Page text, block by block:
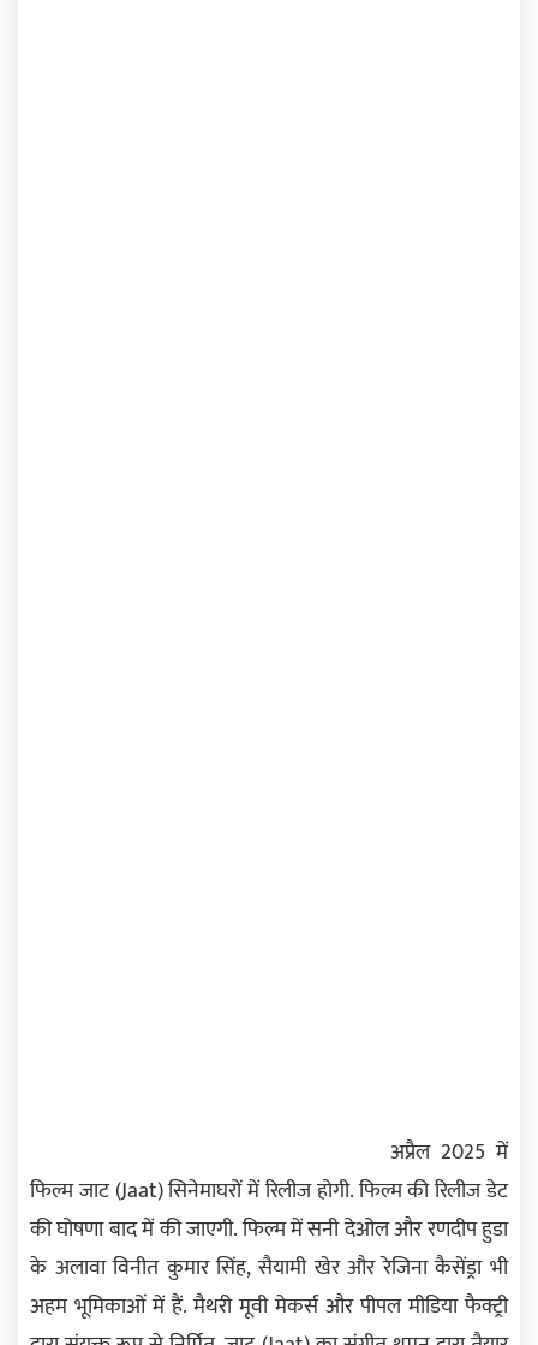
अप्रैल 2025 में
फिल्म जाट (Jaat) सिनेमाघरों में रिलीज होगी. फिल्म की रिलीज डेट
की घोषणा बाद में की जाएगी. फिल्म में सनी देओल और रणदीप हुडा
के अलावा विनीत कुमार सिंह, सैयामी खेर और रेजिना कैसेंड्रा भी
अहम भूमिकाओं में हैं. मैथरी मूवी मेकर्स और पीपल मीडिया फैक्ट्री